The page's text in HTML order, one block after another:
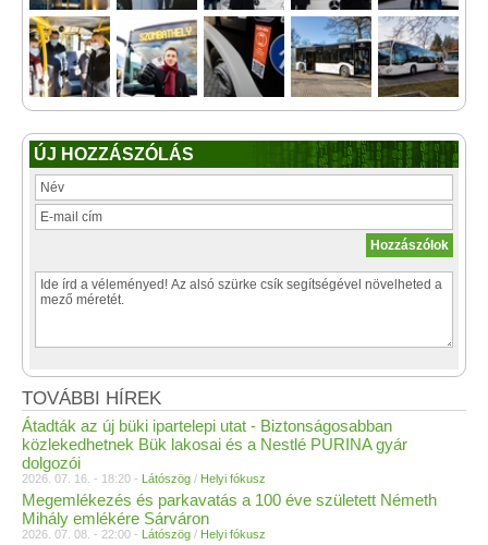
ÚJ HOZZÁSZÓLÁS
TOVÁBBI HÍREK
Átadták az új büki ipartelepi utat - Biztonságosabban
közlekedhetnek Bük lakosai és a Nestlé PURINA gyár
dolgozói
2026. 07. 16. - 18:20 - Látószög / Helyi fókusz
Megemlékezés és parkavatás a 100 éve született Németh
Mihály emlékére Sárváron
2026. 07. 08. - 22:00 - Látószög / Helyi fókusz